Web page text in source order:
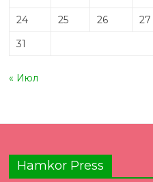
24
25 26 27
31
« Июл
Hamkor Press